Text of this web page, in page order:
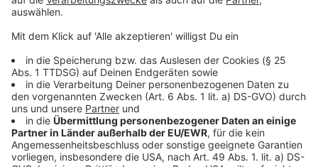
Hier informiert die Rheinbahn über die Umleitungen
So haben wir schon berichtet
Die Rheinbahn will auch weitere Haltestellen umbauen
Anzeige
Folge uns für mehr News & Updates: